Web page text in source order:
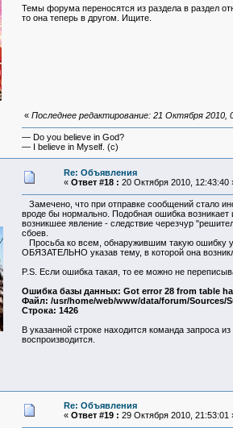
Темы форума переносятся из раздела в раздел
то она теперь в другом. Ищите.
« Последнее редактирование: 21 Октября 2010,
— Do you believe in God?
— I believe in Myself. (c)
Re: Объявления
« Ответ #18 : 20 Октября 2010, 12:43:40
Замечено, что при отправке сообщений стало
вроде бы нормально. Подобная ошибка возникает
возникшее явление - следствие черезчур
сбоев.
Просьба ко всем, обнаружившим такую ошибку
ОБЯЗАТЕЛЬНО указав тему, в которой она
P.S. Если ошибка такая, то ее можно не
Ошибка базы данных: Got error 28 from table
Файл: /usr/home/web/www/data/forum/Sources/
Строка: 1426
В указанной строке находится команда запроса
воспроизводится.
Re: Объявления
« Ответ #19 : 29 Октября 2010, 21:53:01